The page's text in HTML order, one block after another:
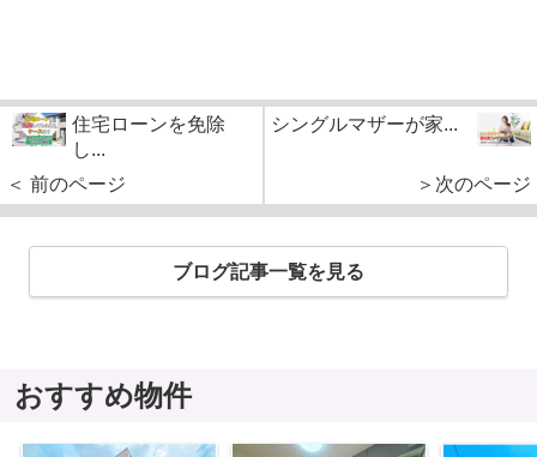
住宅ローンを免除
し...
＜ 前のページ
シングルマザーが家...
＞次のページ
ブログ記事一覧を見る
おすすめ物件